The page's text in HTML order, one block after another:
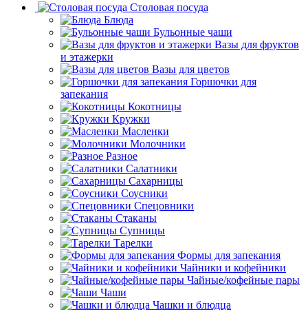
Столовая посуда
Блюда
Бульонные чаши
Вазы для фруктов
и этажерки
Вазы для цветов
Горшочки для
запекания
Кокотницы
Кружки
Масленки
Молочники
Разное
Салатники
Сахарницы
Соусники
Спецовники
Стаканы
Супницы
Тарелки
Формы для запекания
Чайники и кофейники
Чайные/кофейные пары
Чаши
Чашки и блюдца